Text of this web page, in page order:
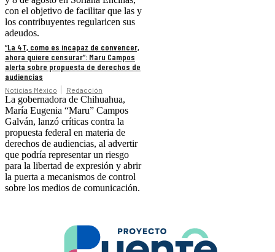
con el objetivo de facilitar que las y
los contribuyentes regularicen sus
adeudos.
“La 4T, como es incapaz de convencer,
ahora quiere censurar”: Maru Campos
alerta sobre propuesta de derechos de
audiencias
Noticias México Redacción
La gobernadora de Chihuahua,
María Eugenia “Maru” Campos
Galván, lanzó críticas contra la
propuesta federal en materia de
derechos de audiencias, al advertir
que podría representar un riesgo
para la libertad de expresión y abrir
la puerta a mecanismos de control
sobre los medios de comunicación.